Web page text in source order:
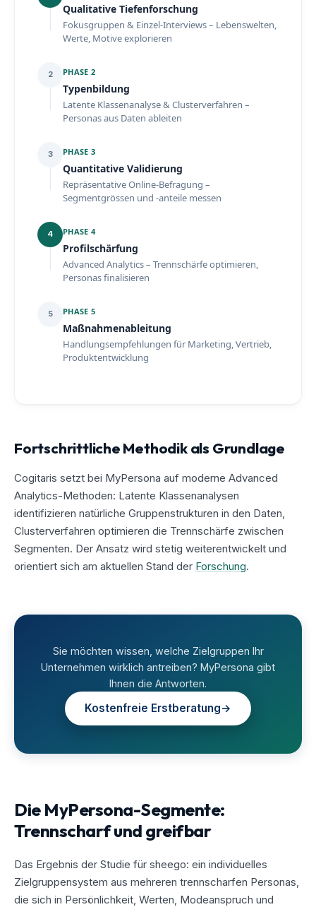
Qualitative Tiefenforschung
Fokusgruppen & Einzel-Interviews – Lebenswelten,
Werte, Motive explorieren
2 PHASE 2
Typenbildung
Latente Klassenanalyse & Clusterverfahren –
Personas aus Daten ableiten
3 PHASE 3
Quantitative Validierung
Repräsentative Online-Befragung –
Segmentgrössen und -anteile messen
4 PHASE 4
Profilschärfung
Advanced Analytics – Trennschärfe optimieren,
Personas finalisieren
5 PHASE 5
Maßnahmenableitung
Handlungsempfehlungen für Marketing, Vertrieb,
Produktentwicklung
Fortschrittliche Methodik als Grundlage
Cogitaris setzt bei MyPersona auf moderne Advanced
Analytics-Methoden: Latente Klassenanalysen
identifizieren natürliche Gruppenstrukturen in den Daten,
Clusterverfahren optimieren die Trennschärfe zwischen
Segmenten. Der Ansatz wird stetig weiterentwickelt und
orientiert sich am aktuellen Stand der Forschung.
Sie möchten wissen, welche Zielgruppen Ihr
Unternehmen wirklich antreiben? MyPersona gibt
Ihnen die Antworten.
Kostenfreie Erstberatung→
Die MyPersona-Segmente:
Trennscharf und greifbar
Das Ergebnis der Studie für sheego: ein individuelles
Zielgruppensystem aus mehreren trennscharfen Personas,
die sich in Persönlichkeit, Werten, Modeanspruch und